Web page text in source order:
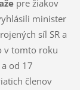
pre žiakov
minister
síl SR a
v tomto roku
od 17
členov